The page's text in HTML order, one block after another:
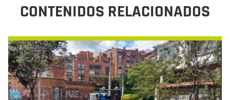
CONTENIDOS RELACIONADOS